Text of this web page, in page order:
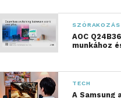
SZÓRAKOZÁS
AOC
munkához
TECH
A Samsung